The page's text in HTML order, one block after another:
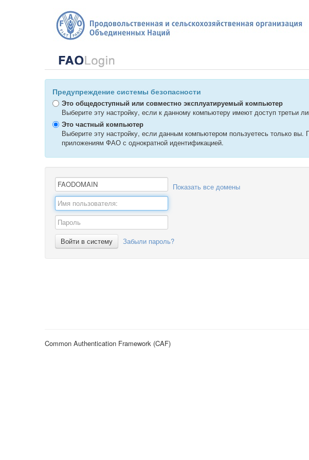
Предупреждение системы безопасности
Это общедоступный или совместно эксплуатируемый компьютер
Выберите эту настройку, если к данному компьютеру имеют доступ третьи
Это частный компьютер
Выберите эту настройку, если данным компьютером пользуетесь только
приложениям ФАО с однократной идентификацией.
Показать все домены
Войти в систему Забыли пароль?
Common Authentication Framework (CAF)